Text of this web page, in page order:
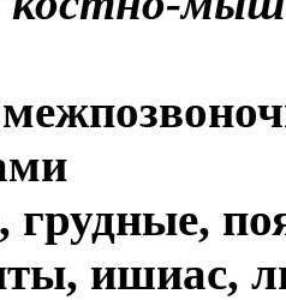
ишиас,